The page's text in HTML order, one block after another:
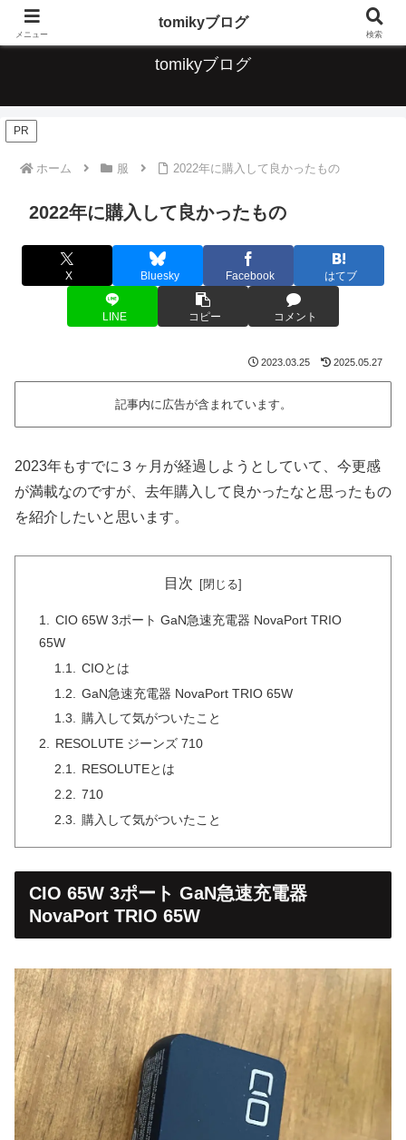
デジタルな便利なこと、ガジェット、音楽について情報発信していきます
tomikyブログ
PR
ホーム 服 2022年に購入して良かったもの
2022年に購入して良かったもの
X Bluesky Facebook はてブ
LINE コピー コメント
2023.03.25 2025.05.27
記事内に広告が含まれています。
2023年もすでに３ヶ月が経過しようとしていて、今更感
が満載なのですが、去年購入して良かったなと思ったもの
を紹介したいと思います。
目次
CIO 65W 3ポート GaN急速充電器 NovaPort TRIO
65W
CIOとは
GaN急速充電器 NovaPort TRIO 65W
購入して気がついたこと
RESOLUTE ジーンズ 710
RESOLUTEとは
710
購入して気がついたこと
CIO 65W 3ポート GaN急速充電器
NovaPort TRIO 65W
メニュー
tomikyブログ
検索